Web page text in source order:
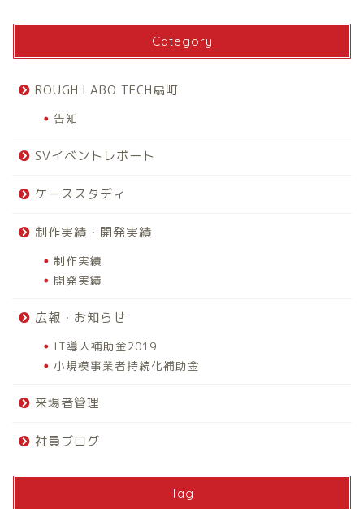
Category
ROUGH LABO TECH扇町
告知
SVイベントレポート
ケーススタディ
制作実績・開発実績
制作実績
開発実績
広報・お知らせ
IT導入補助金2019
小規模事業者持続化補助金
来場者管理
社員ブログ
Tag